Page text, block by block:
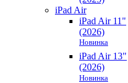
iPad Air
iPad Air 11"
(2026)
Новинка
iPad Air 13"
(2026)
Новинка